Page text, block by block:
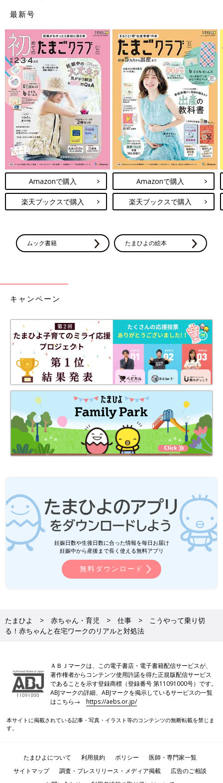
「“孤”育て」という言葉が生まれるくらい、乳幼児を育てている
親は外との接点が少ないのが現実。勤務時間が９−17時などと決
まっていて、外出がしにくい場合は尚更です。
日中仕事に行って、誰かと大人同士の会話（それがたとえ仕事の
内容だったとしても）をすることが、どれだけストレスを解消し
ていたか、赤ちゃんとリモートワークをして気づいたのでした。
こう乗り切った！赤ちゃんと働くがちょっと楽にな
る対処法
幸せそうに見えて、実は無理難題だらけの赤ちゃんと在宅ワー
ク。２人分の経験を経て、ちょっとでも楽にするために導入した
もの、実践したことを紹介します。
神器は、おんぶ紐
在宅ワーク中は、ぐずったらまずおんぶ！が私の場合の鉄則で
は、抱っこ紐よりもおんぶ紐の方が、前側が空いて数段作業が働
きます。寝かしつけも、相手にしてほしいのぐずりも、親のぬく
成長に合ったおもちゃで、間をもたせる！
す。そんな時に手渡せるおもちゃを準備しておくと、5分、10分
の作業時間を確保できます。著しい赤ちゃんの進化に合わせたお
もちゃを考えれば、発達を理解できて一石二鳥、かも！？
仕事仲間には赤ちゃんと在宅ワークであることを事前に伝
える
赤ちゃんとの在宅ワーク、周りの人も「赤ちゃんと働いている
人」と働くのは初めての人が多いはず。事前に赤ちゃんがいるこ
と、授乳やおむつ替え、寝かしつけなどの不確定要素が多く作業
が滞る可能性があることを伝えておくと、コミュニケーションが
円滑になります。オンラインミーティングに登場をさせれば、一
緒に見守りながら子育てをする雰囲気に…？こんな時だからこそ
雑談もオンラインで！仲間と繋いで現場を共有
在宅ワークの孤独は、実はみんなが持っているもの。同じような
課題を持った在宅ワーカー（相手に理解があれば子どもがいる、
いないは関係なく）と、作業時間をただただ共有することで、一
気に孤独感が解消します。インターバル（作業50分、休憩10分
など）を決めてやると、集中力も上がって、雑談欲も満たされて
より効果的ですよ。
産後は体力が落ちています。そこに、子育て×仕事が同時に発生
こそ、ふとした瞬間にストレッチや筋トレを取り入れると、体も
ずっと楽に。もしちょっとでも時間が取れたなら、動画を見なが
らヨガやピラティスなんかも取り入れていきたい…！
合間合間で赤ちゃんとスキンシップ！罪悪感をふっとばせ
ことになると、「何もしてあげられない自分」に罪悪感がメキメ
キと沸いてきます。そんな時には、お世話のタイミングや休憩の
タイミングで濃厚スキンシップ！仕事中に数回設けるだけで、赤
最新号
Amazonで購入
楽天ブックスで購入
Amazonで購入
楽天ブックスで購入
ムック書籍 たまひよの絵本
キャンペーン
妊娠日数や生後日数に合った情報を毎日お届け
妊娠中から産後まで長く使える無料アプリ
無料ダウンロード
たまひよ 赤ちゃん・育児 仕事
こうやって乗り切
る！赤ちゃんと在宅ワークのリアルと対処法
ＡＢＪマークは、この電子書店・電子書籍配信サービスが、
著作権者からコンテンツ使用許諾を得た正規版配信サービス
であることを示す登録商標（登録番号 第11091000号）です。
ABJマークの詳細、ABJマークを掲示しているサービスの一覧
はこちら→https://aebs.or.jp/
本サイトに掲載されている記事・写真・イラスト等のコンテンツの無断転載を禁じま
す。
たまひよについて 利用規約 ポリシー
医師・専門家一覧
サイトマップ
調査・プレスリリース・メディア掲載
広告のご相談